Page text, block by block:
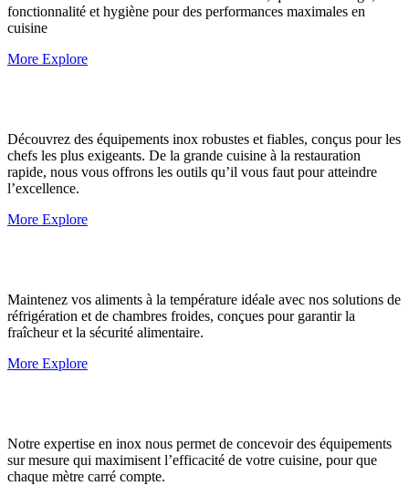
fonctionnalité et hygiène pour des performances maximales en
cuisine
More Explore
Découvrez des équipements inox robustes et fiables, conçus pour les
chefs les plus exigeants. De la grande cuisine à la restauration
rapide, nous vous offrons les outils qu’il vous faut pour atteindre
l’excellence.
More Explore
Maintenez vos aliments à la température idéale avec nos solutions de
réfrigération et de chambres froides, conçues pour garantir la
fraîcheur et la sécurité alimentaire.
More Explore
Notre expertise en inox nous permet de concevoir des équipements
sur mesure qui maximisent l’efficacité de votre cuisine, pour que
chaque mètre carré compte.